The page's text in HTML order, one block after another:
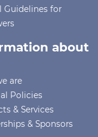
Guidelines for
about
are
Policies
& Services
& Sponsors